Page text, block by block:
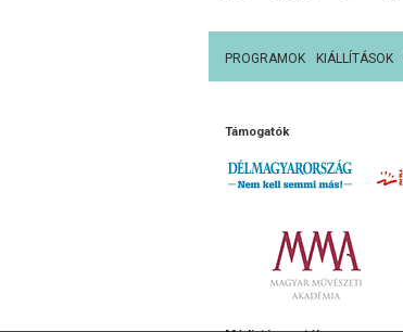
PROGRAMOK KIÁLLÍTÁSOK
Támogatók